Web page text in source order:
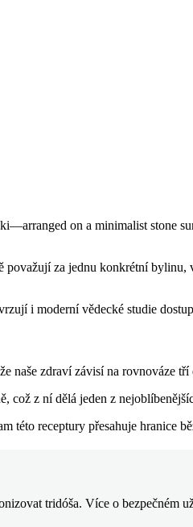
za jednu konkrétní bylinu,
i moderní vědecké studie
zdraví závisí na rovnováze tří
což z ní dělá jeden z
této receptury přesahuje hranice
tridóša. Více o bezpečném